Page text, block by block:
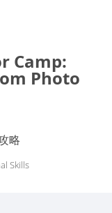
Camp:
Photo
略
Skills